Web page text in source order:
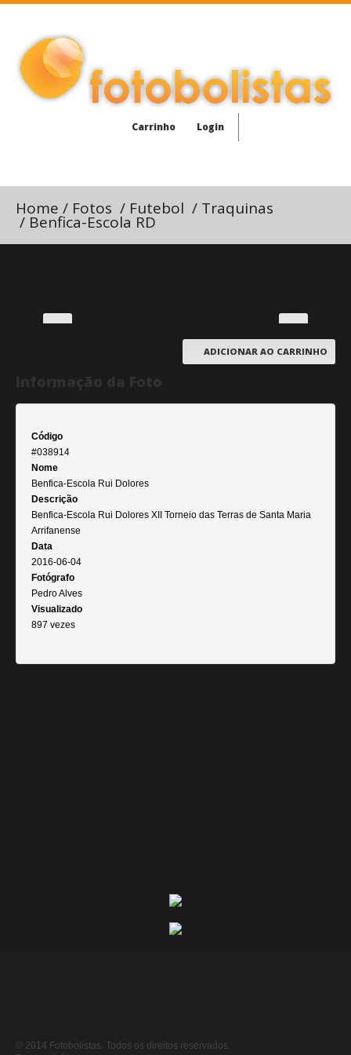
Carrinho Login
Home / Fotos / Futebol / Traquinas
/ Benfica-Escola RD
ADICIONAR AO CARRINHO
Código
#038914
Nome
Benfica-Escola Rui Dolores
Descrição
Benfica-Escola Rui Dolores XII Torneio das Terras de Santa Maria
Arrifanense
Data
2016-06-04
Fotógrafo
Pedro Alves
Visualizado
897 vezes
© 2014 Fotobolistas. Todos os direitos reservados.